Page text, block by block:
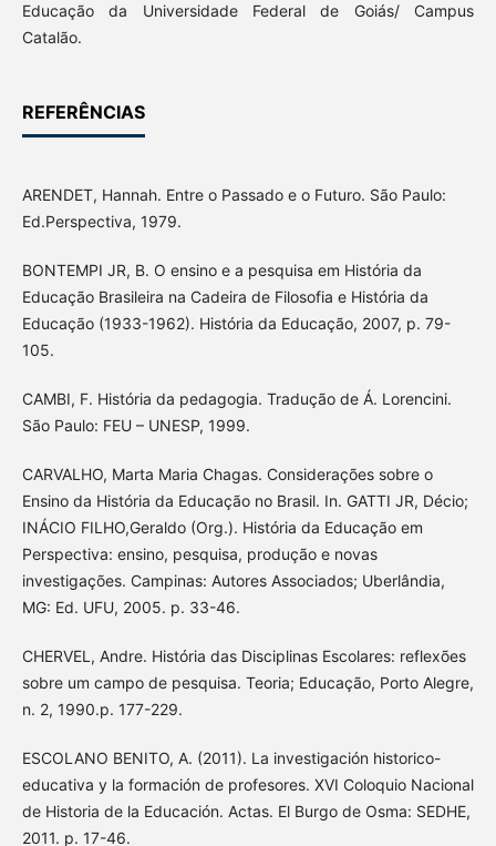
Educação da Universidade Federal de Goiás/ Campus
Catalão.
REFERÊNCIAS
ARENDET, Hannah. Entre o Passado e o Futuro. São Paulo:
Ed.Perspectiva, 1979.
BONTEMPI JR, B. O ensino e a pesquisa em História da
Educação Brasileira na Cadeira de Filosofia e História da
Educação (1933-1962). História da Educação, 2007, p. 79-
105.
CAMBI, F. História da pedagogia. Tradução de Á. Lorencini.
São Paulo: FEU – UNESP, 1999.
CARVALHO, Marta Maria Chagas. Considerações sobre o
Ensino da História da Educação no Brasil. In. GATTI JR, Décio;
INÁCIO FILHO,Geraldo (Org.). História da Educação em
Perspectiva: ensino, pesquisa, produção e novas
investigações. Campinas: Autores Associados; Uberlândia,
MG: Ed. UFU, 2005. p. 33-46.
CHERVEL, Andre. História das Disciplinas Escolares: reflexões
sobre um campo de pesquisa. Teoria; Educação, Porto Alegre,
n. 2, 1990.p. 177-229.
ESCOLANO BENITO, A. (2011). La investigación historico-
educativa y la formación de profesores. XVI Coloquio Nacional
de Historia de la Educación. Actas. El Burgo de Osma: SEDHE,
2011. p. 17-46.